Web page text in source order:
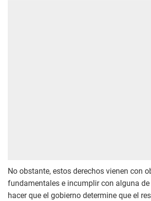
No obstante, estos derechos vienen con
fundamentales e incumplir con alguna de
hacer que el gobierno determine que el